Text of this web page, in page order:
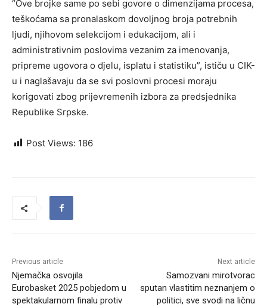
“Ove brojke same po sebi govore o dimenzijama procesa,
teškoćama sa pronalaskom dovoljnog broja potrebnih
ljudi, njihovom selekcijom i edukacijom, ali i
administrativnim poslovima vezanim za imenovanja,
pripreme ugovora o djelu, isplatu i statistiku”, ističu u CIK-
u i naglašavaju da se svi poslovni procesi moraju
korigovati zbog prijevremenih izbora za predsjednika
Republike Srpske.
Post Views: 186
Previous article
Njemačka osvojila
Eurobasket 2025 pobjedom u
spektakularnom finalu protiv
Next article
Samozvani mirotvorac
sputan vlastitim neznanjem o
politici, sve svodi na ličnu